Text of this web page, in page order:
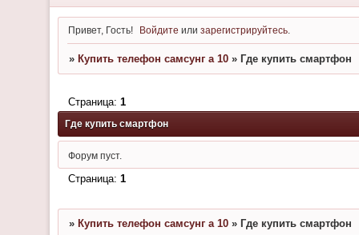
Привет, Гость! Войдите илизарегистрируйтесь
» Купить телефон самсунг а 10 » Где купить смартфон
Где купить смартфон
Страница: 1
Форум пуст.
Страница: 1
» Купить телефон самсунг а 10 » Где купить смартфон